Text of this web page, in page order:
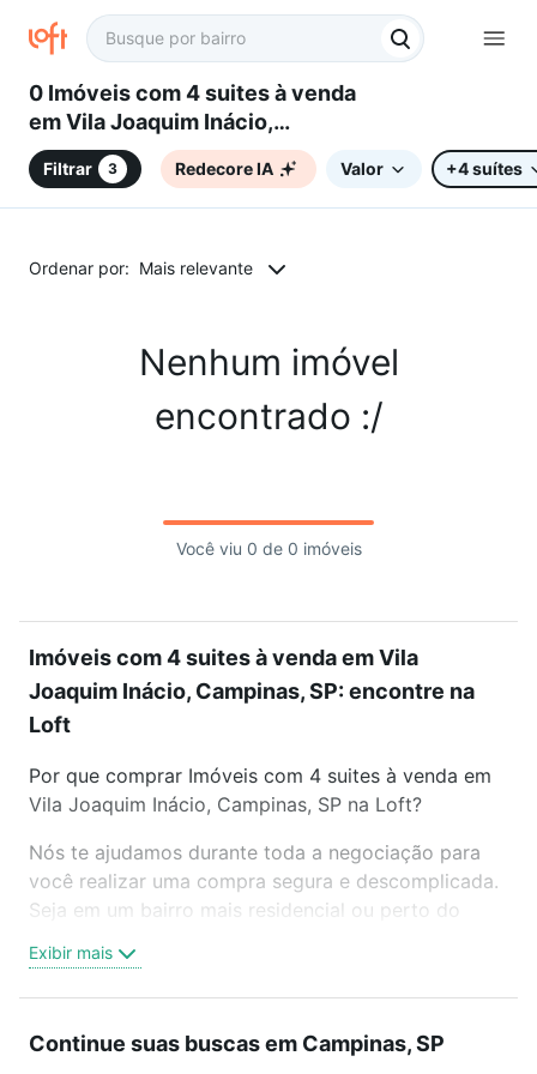
0 Imóveis com 4 suites à venda
em Vila Joaquim Inácio,
Campinas, SP
Filtrar 3 Redecore IA Valor +4 suítes
Ordenar por: Mais relevante
Nenhum imóvel
encontrado :/
Você viu 0 de 0 imóveis
Imóveis com 4 suites à venda em Vila
Joaquim Inácio, Campinas, SP: encontre na
Loft
Por que comprar Imóveis com 4 suites à venda em
Vila Joaquim Inácio, Campinas, SP na Loft?
Nós te ajudamos durante toda a negociação para
você realizar uma compra segura e descomplicada.
Seja em um bairro mais residencial ou perto do
oferta ideal de Imóveis com 4 suites à venda em
Vila Joaquim Inácio, Campinas, SP para conquistar
videochamada, é grátis, sem compromisso e você
Exibir mais
Continue suas buscas em Campinas, SP